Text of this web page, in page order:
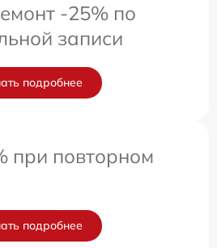
-25% по
записи
подробнее
при повторном
подробнее